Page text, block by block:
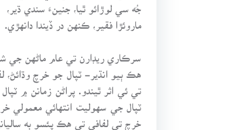
جُه سي لوڙائو ٿيا، جنينءَ سندي ڌير،
ماروئڙا فقير، ڪنهن در ڏيندا دانهڙي.
سرڪاري ريڊارن تي عام ماڻهن جي
هڪ ٻيو انڌير- ٽپال جو خرچ وڌائڻ،
تي ئي اثر ٿيندو. پراڻن زمانن ۾
ٽپال جي سهوليت انتهائي معمولي
خرچ تي لفافي تي هڪ پئسو به